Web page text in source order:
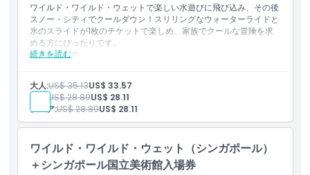
ワイルド・ワイルド・ウェットで楽しい水遊びに飛び込み、その後
スノー・シティでクールダウン！スリリングなウォーターライドと
氷のスライドが1枚のチケットで楽しめ、家族でクールな冒険を求
める方にぴったりです。
続きを読む
含まれるもの
ー・シティでクールダウン
水しぶきあふれるスリルと雪の冒険を組み合わせた、すべての
年齢層にぴったりの体験
大人:US$ 35.13US$ 33.57
子供: US$ 28.89US$ 28.11
シニア:US$ 28.89US$ 28.11
ワイルド・ワイルド・ウェット（シンガポール）
＋シンガポール国立美術館入場券